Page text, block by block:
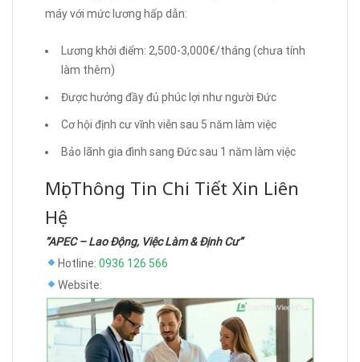
máy với mức lương hấp dẫn:
Lương khởi điểm: 2,500-3,000€/tháng (chưa tính
làm thêm)
Được hưởng đầy đủ phúc lợi như người Đức
Cơ hội định cư vĩnh viễn sau 5 năm làm việc
Bảo lãnh gia đình sang Đức sau 1 năm làm việc
Mọi Thông Tin Chi Tiết Xin Liên
Hệ
“APEC – Lao Động, Việc Làm & Định Cư”
Hotline: 0936 126 566
Website: